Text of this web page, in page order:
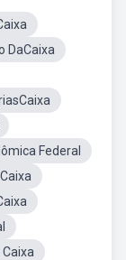
DaCaixa
Federal
Caixa